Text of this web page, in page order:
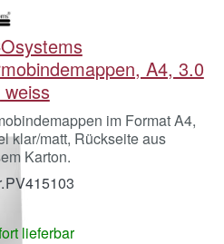
A4, 3.0
im Format A4,
klar/matt, Rückseite aus
Karton.
PV415103
lieferbar